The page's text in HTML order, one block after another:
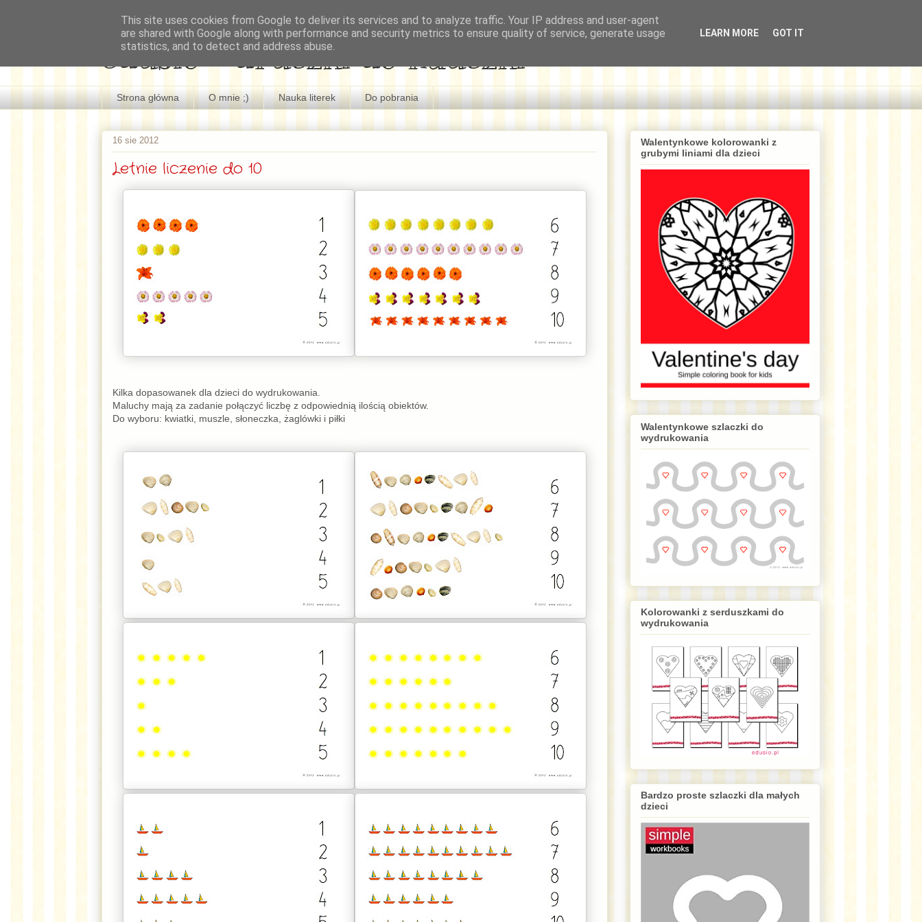
edusio - druczki do nauczki
Strona główna O mnie ;) Nauka literek Do pobrania
16 sie 2012
Letnie liczenie do 10
Kilka dopasowanek dla dzieci do wydrukowania.
Maluchy mają za zadanie połączyć liczbę z odpowiednią ilością obiektów.
Do wyboru: kwiatki, muszle, słoneczka, żaglówki i piłki
Walentynkowe kolorowanki z
grubymi liniami dla dzieci
Walentynkowe szlaczki do
wydrukowania
Kolorowanki z serduszkami do
wydrukowania
Bardzo proste szlaczki dla małych
dzieci
This site uses cookies from Google to deliver its services and to analyze traffic. Your IP address and user-agent
are shared with Google along with performance and security metrics to ensure quality of service, generate usage
statistics, and to detect and address abuse.
LEARN MORE GOT IT